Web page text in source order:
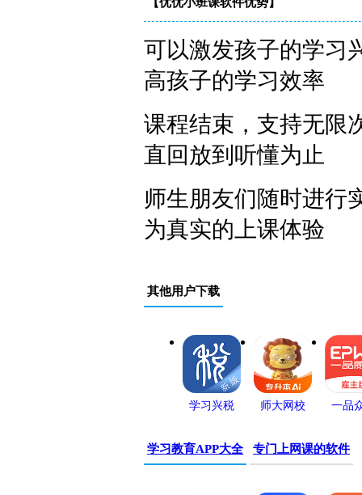
可以激发孩子的学习
高孩子的学习效率
课程结束，支持无限
直回放到听懂为止
师生朋友们随时进行
为真实的上课体验
其他用户下载
学习兴税 师大网校 一品
学习教育APP大全 专门上网课的软件